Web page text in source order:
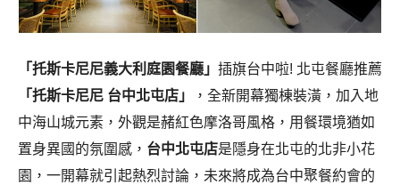
「托斯卡尼尼義大利庭園餐廳」 插旗台中啦! 北屯餐廳推薦
「托斯卡尼尼 台中北屯店」
，全新開幕獨棟裝潢，加入地
中海山城元素，外觀是赭紅色摩洛哥風格，用餐環境猶如
置身異國的氛圍感， 台中北屯店是隱身在北屯的北非小花
園，一開幕就引起熱烈討論，未來將成為台中聚餐約會的